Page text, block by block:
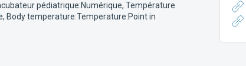
pédiatrique:Numérique, Température
, Body temperature:Temperature:Point in